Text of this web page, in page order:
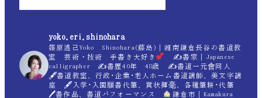
yoko.eri.shinohara
篠原遙己Yoko Shinohara(藤島)｜湘南鎌倉長谷の書道教
室 芸術・技術 手書き大好き
✍書家｜Japanese
calligrapher ✍書歴40年 48歳 ✍書道一元會同人
🖋書道教室、行政･企業･老人ホーム書道講師、美文字講
座 🖋入学･入園願書代筆、賞状揮毫、各種筆耕･代筆
🖊書作品、書道パフォーマンス
鎌倉市｜Kamakura